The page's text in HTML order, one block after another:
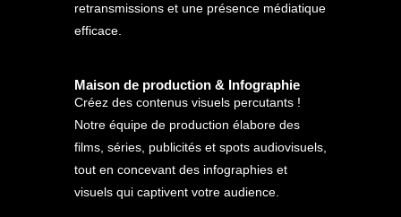
retransmissions et une présence médiatique
efficace.
Maison de production & Infographie
Créez des contenus visuels percutants !
Notre équipe de production élabore des
films, séries, publicités et spots audiovisuels,
tout en concevant des infographies et
visuels qui captivent votre audience.